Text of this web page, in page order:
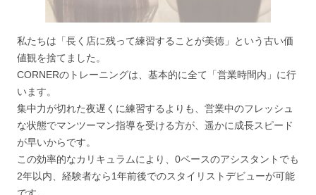
私たちは「長く店に残って練習することが美徳」という古い価
値観を捨てました。
CORNERのトレーニングは、基本的に全て「営業時間内」に行
います。
集中力が切れた夜遅くに練習するよりも、営業中のフレッシュ
な状態でマンツーマン指導を受ける方が、遥かに成長スピード
が早いからです。
この効率的なカリキュラムにより、0ベースのアシスタントでも
2年以内、経験者なら1年前後でのスタイリストデビューが可能